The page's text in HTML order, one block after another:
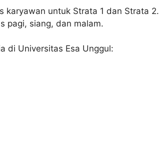
karyawan untuk Strata 1 dan Strata 2.
pagi, siang, dan malam.
di Universitas Esa Unggul: